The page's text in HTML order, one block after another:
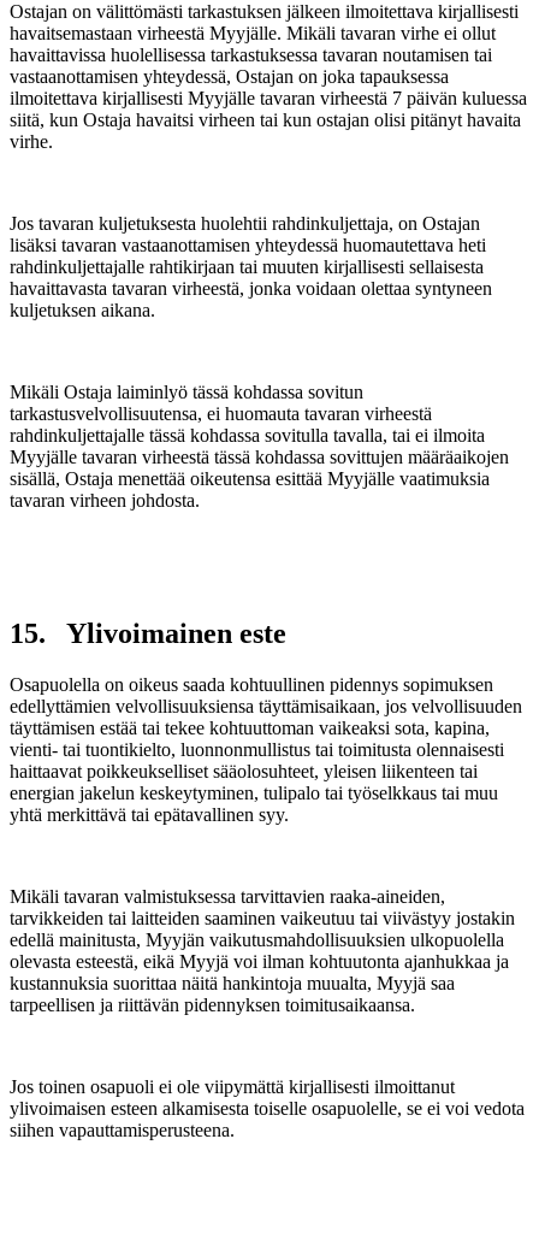
Ostajan on välittömästi tarkastuksen jälkeen ilmoitettava kirjallisesti
havaitsemastaan virheestä Myyjälle. Mikäli tavaran virhe ei ollut
havaittavissa huolellisessa tarkastuksessa tavaran noutamisen tai
vastaanottamisen yhteydessä, Ostajan on joka tapauksessa
ilmoitettava kirjallisesti Myyjälle tavaran virheestä 7 päivän kuluessa
siitä, kun Ostaja havaitsi virheen tai kun ostajan olisi pitänyt havaita
virhe.
Jos tavaran kuljetuksesta huolehtii rahdinkuljettaja, on Ostajan
lisäksi tavaran vastaanottamisen yhteydessä huomautettava heti
rahdinkuljettajalle rahtikirjaan tai muuten kirjallisesti sellaisesta
havaittavasta tavaran virheestä, jonka voidaan olettaa syntyneen
kuljetuksen aikana.
Mikäli Ostaja laiminlyö tässä kohdassa sovitun
tarkastusvelvollisuutensa, ei huomauta tavaran virheestä
rahdinkuljettajalle tässä kohdassa sovitulla tavalla, tai ei ilmoita
Myyjälle tavaran virheestä tässä kohdassa sovittujen määräaikojen
sisällä, Ostaja menettää oikeutensa esittää Myyjälle vaatimuksia
tavaran virheen johdosta.
15. Ylivoimainen este
Osapuolella on oikeus saada kohtuullinen pidennys sopimuksen
edellyttämien velvollisuuksiensa täyttämisaikaan, jos velvollisuuden
täyttämisen estää tai tekee kohtuuttoman vaikeaksi sota, kapina,
vienti- tai tuontikielto, luonnonmullistus tai toimitusta olennaisesti
haittaavat poikkeukselliset sääolosuhteet, yleisen liikenteen tai
energian jakelun keskeytyminen, tulipalo tai työselkkaus tai muu
yhtä merkittävä tai epätavallinen syy.
Mikäli tavaran valmistuksessa tarvittavien raaka-aineiden,
tarvikkeiden tai laitteiden saaminen vaikeutuu tai viivästyy jostakin
edellä mainitusta, Myyjän vaikutusmahdollisuuksien ulkopuolella
olevasta esteestä, eikä Myyjä voi ilman kohtuutonta ajanhukkaa ja
kustannuksia suorittaa näitä hankintoja muualta, Myyjä saa
tarpeellisen ja riittävän pidennyksen toimitusaikaansa.
Jos toinen osapuoli ei ole viipymättä kirjallisesti ilmoittanut
ylivoimaisen esteen alkamisesta toiselle osapuolelle, se ei voi vedota
siihen vapauttamisperusteena.